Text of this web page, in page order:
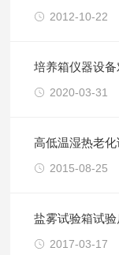
2012-10-22
培养箱仪器设
2020-03-31
高低温湿热老
2015-08-25
盐雾试验箱试
2017-03-17